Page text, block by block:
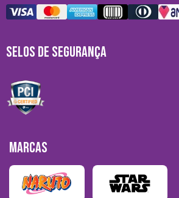
SELOS DE SEGURANÇA
MARCAS